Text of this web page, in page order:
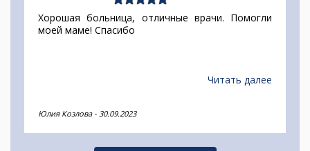
Хорошая больница, отличные врачи. Помогли
моей маме! Спасибо
Читать далее
Юлия Козлова - 30.09.2023